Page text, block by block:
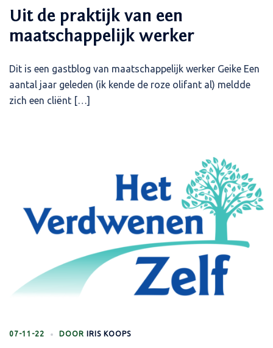
Uit de praktijk van een
maatschappelijk werker
Dit is een gastblog van maatschappelijk werker Geike Een
aantal jaar geleden (ik kende de roze olifant al) meldde
zich een cliënt […]
07-11-22 DOOR IRIS KOOPS